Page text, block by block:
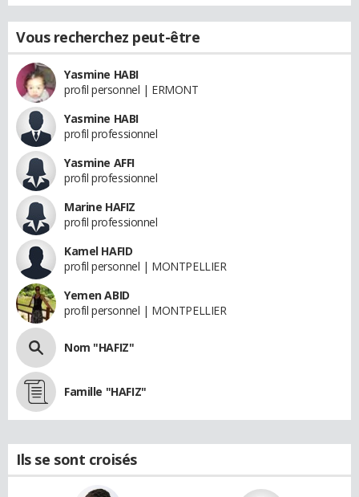
Vous recherchez peut-être
Yasmine HABI
profil personnel | ERMONT
Yasmine HABI
profil professionnel
Yasmine AFFI
profil professionnel
Marine HAFIZ
profil professionnel
Kamel HAFID
profil personnel | MONTPELLIER
Yemen ABID
profil personnel | MONTPELLIER
Nom "HAFIZ"
Famille "HAFIZ"
Ils se sont croisés